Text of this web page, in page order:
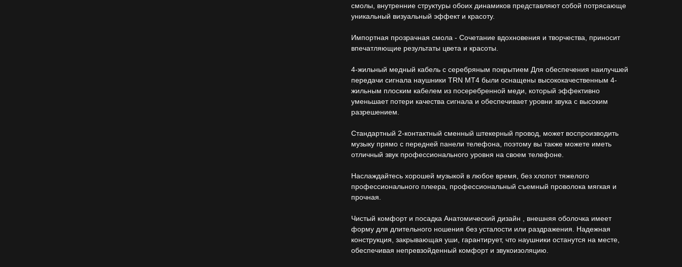
смолы, внутренние структуры обоих динамиков представляют собой потрясающе
уникальный визуальный эффект и красоту.
Импортная прозрачная смола - Сочетание вдохновения и творчества, приносит
впечатляющие результаты цвета и красоты.
4-жильный медный кабель с серебряным покрытием Для обеспечения наилучшей
передачи сигнала наушники TRN MT4 были оснащены высококачественным 4-
жильным плоским кабелем из посеребренной меди, который эффективно
уменьшает потери качества сигнала и обеспечивает уровни звука с высоким
разрешением.
Стандартный 2-контактный сменный штекерный провод, может воспроизводить
музыку прямо с передней панели телефона, поэтому вы также можете иметь
отличный звук профессионального уровня на своем телефоне.
Наслаждайтесь хорошей музыкой в любое время, без хлопот тяжелого
профессионального плеера, профессиональный съемный проволока мягкая и
прочная.
Чистый комфорт и посадка Анатомический дизайн , внешняя оболочка имеет
форму для длительного ношения без усталости или раздражения. Надежная
конструкция, закрывающая уши, гарантирует, что наушники останутся на месте,
обеспечивая непревзойденный комфорт и звукоизоляцию.